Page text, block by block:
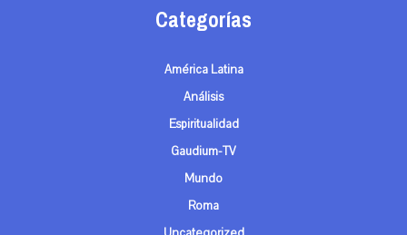
Categorías
América Latina
Análisis
Espiritualidad
Gaudium-TV
Mundo
Roma